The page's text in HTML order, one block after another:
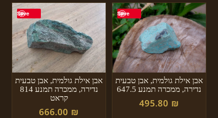
Save
אבן אילת גולמית, אבן טבעית
נדירה, ממכרה תמנע 647.5
495.80 ₪
Save
אבן אילת גולמית, אבן טבעית
נדירה, ממכרה תמנע 814
קראט
666.00 ₪